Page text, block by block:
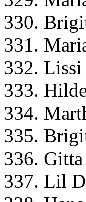
330.
331.
332.
333.
334.
335.
336.
337. Lil